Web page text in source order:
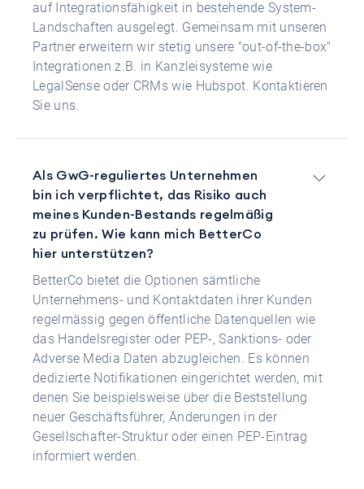
auf Integrationsfähigkeit in bestehende System-
Landschaften ausgelegt. Gemeinsam mit unseren
Partner erweitern wir stetig unsere "out-of-the-box"
Integrationen z.B. in Kanzleisysteme wie
LegalSense oder CRMs wie Hubspot. Kontaktieren
Sie uns.
Als GwG-reguliertes Unternehmen
bin ich verpflichtet, das Risiko auch
meines Kunden-Bestands regelmäßig
zu prüfen. Wie kann mich BetterCo
hier unterstützen?
BetterCo bietet die Optionen sämtliche
Unternehmens- und Kontaktdaten ihrer Kunden
regelmässig gegen öffentliche Datenquellen wie
das Handelsregister oder PEP-, Sanktions- oder
Adverse Media Daten abzugleichen. Es können
dedizierte Notifikationen eingerichtet werden, mit
denen Sie beispielsweise über die Beststellung
neuer Geschäftsführer, Änderungen in der
Gesellschafter-Struktur oder einen PEP-Eintrag
informiert werden.